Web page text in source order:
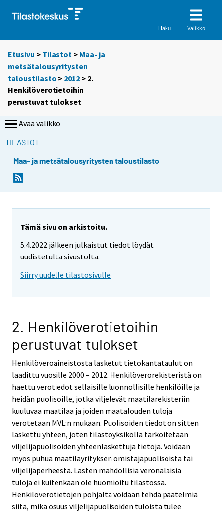
Haku Valikko
Etusivu > Tilastot > Maa- ja
metsätalousyritysten
taloustilasto > 2012 > 2.
Henkilöverotietoihin
perustuvat tulokset
Avaa valikko
TILASTOT
Maa- ja metsätalousyritysten taloustilasto
Tämä sivu on arkistoitu.
5.4.2022 jälkeen julkaistut tiedot löydät
uudistetulta sivustolta.
Siirry uudelle tilastosivulle
2. Henkilöverotietoihin
perustuvat tulokset
Henkilöveroaineistosta lasketut tietokantataulut on
laadittu vuosille 2000 – 2012. Henkilöverorekisteristä on
haettu verotiedot sellaisille luonnollisille henkilöille ja
heidän puolisoille, jotka viljelevät maatilarekisteriin
kuuluvaa maatilaa ja joiden maatalouden tuloja
verotetaan MVL:n mukaan. Puolisoiden tiedot on sitten
laskettu yhteen, joten tilastoyksiköllä tarkoitetaan
viljelijäpuolisoiden yhteenlaskettuja tietoja. Voidaan
myös puhua maatilayrityksen omistajapuolisoista tai
viljelijäperheestä. Lasten mahdollisia veronalaisia
tuloja ei kuitenkaan ole huomioitu tilastossa.
Henkilöverotietojen pohjalta voidaan tehdä päätelmiä
siitä, mikä osuus viljelijäpuolisoiden tuloista tulee